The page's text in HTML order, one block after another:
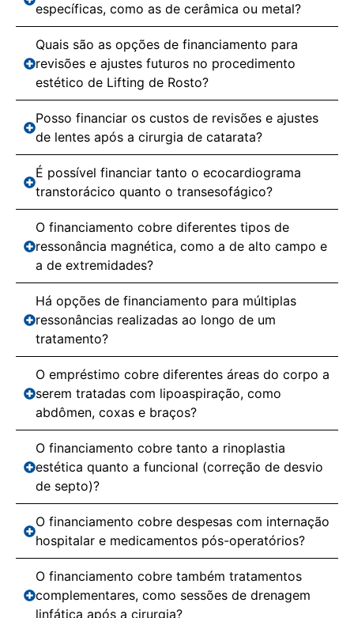
específicas, como as de cerâmica ou metal?
Quais são as opções de financiamento para
revisões e ajustes futuros no procedimento
estético de Lifting de Rosto?
Posso financiar os custos de revisões e ajustes
de lentes após a cirurgia de catarata?
É possível financiar tanto o ecocardiograma
transtorácico quanto o transesofágico?
O financiamento cobre diferentes tipos de
ressonância magnética, como a de alto campo e
a de extremidades?
Há opções de financiamento para múltiplas
ressonâncias realizadas ao longo de um
tratamento?
O empréstimo cobre diferentes áreas do corpo a
serem tratadas com lipoaspiração, como
abdômen, coxas e braços?
O financiamento cobre tanto a rinoplastia
estética quanto a funcional (correção de desvio
de septo)?
O financiamento cobre despesas com internação
hospitalar e medicamentos pós-operatórios?
O financiamento cobre também tratamentos
complementares, como sessões de drenagem
linfática após a cirurgia?